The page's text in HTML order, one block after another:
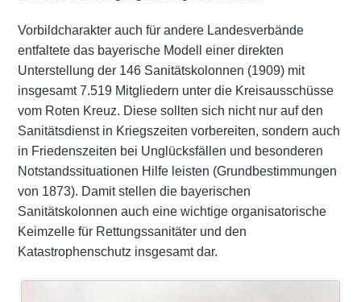
Vorbildcharakter auch für andere Landesverbände
entfaltete das bayerische Modell einer direkten
Unterstellung der 146 Sanitätskolonnen (1909) mit
insgesamt 7.519 Mitgliedern unter die Kreisausschüsse
vom Roten Kreuz. Diese sollten sich nicht nur auf den
Sanitätsdienst in Kriegszeiten vorbereiten, sondern auch
in Friedenszeiten bei Unglücksfällen und besonderen
Notstandssituationen Hilfe leisten (Grundbestimmungen
von 1873). Damit stellen die bayerischen
Sanitätskolonnen auch eine wichtige organisatorische
Keimzelle für Rettungssanitäter und den
Katastrophenschutz insgesamt dar.